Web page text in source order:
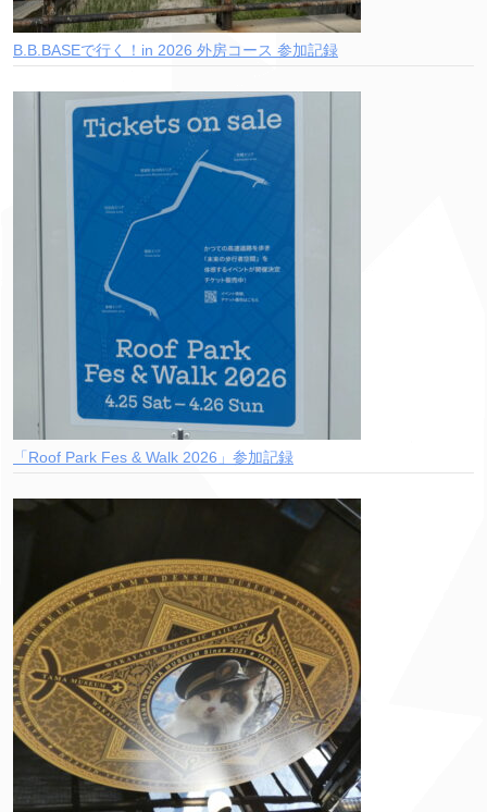
B.B.BASEで行く！in 2026 外房コース 参加記録
「Roof Park Fes & Walk 2026」参加記録